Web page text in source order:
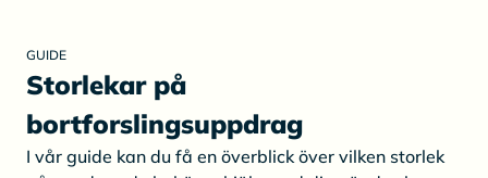
GUIDE
Storlekar på
bortforslingsuppdrag
I vår guide kan du få en överblick över vilken storlek